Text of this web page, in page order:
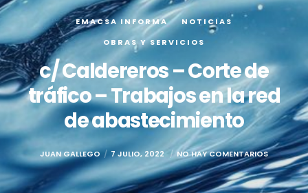
EMACSA INFORMA
NOTICIAS
OBRAS Y SERVICIOS
c/ Caldereros – Corte de
tráfico – Trabajos en la red
de abastecimiento
JUAN GALLEGO 7 JULIO, 2022 NO HAY COMENTARIOS